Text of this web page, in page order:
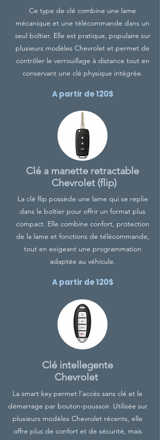
Ce type de clé combine une lame
mécanique et une télécommande dans un
seul boîtier. Elle est pratique, populaire sur
plusieurs modèles Chevrolet et permet de
contrôler le verrouillage à distance tout en
conservant une clé physique intégrée.
A partir de 120$
Clé a manette retractable
Chevrolet (flip)
La clé flip possède une lame qui se replie
dans le boîtier pour offrir un format plus
compact. Elle combine confort, protection
de la lame et fonctions de télécommande,
tout en exigeant une programmation
adaptée au véhicule.
A partir de 120$
Clé intellegente
Chevrolet
La smart key permet l’accès sans clé et le
démarrage par bouton-poussoir. Utilisée sur
plusieurs modèles Chevrolet récents, elle
offre plus de confort et de sécurité, mais